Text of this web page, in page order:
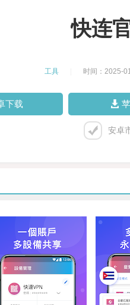
快连
工具 时间：2025-
下载
安卓